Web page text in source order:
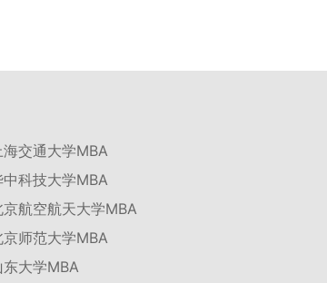
教融合与平台建设通过科技小院、联合培养基地等
校所协同育人，提升研究生解决实际问题的能力。
建设为高质量教学提供支撑。（三）支持科研创新
立专项科研基金，举办高水平学术讲座，鼓励研究
近年来，研究生在论文发表与学科竞赛方面取得一
培养质量的显著提升。
海交通大学MBA
中科技大学MBA
京航空航天大学MBA
京师范大学MBA
东大学MBA